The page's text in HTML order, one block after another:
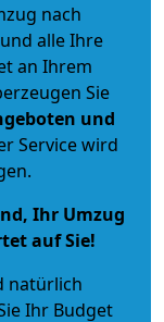
nach
alle Ihre
an Ihrem
Sie
und
Service wird
Ihr Umzug
auf Sie!
natürlich
Ihr Budget